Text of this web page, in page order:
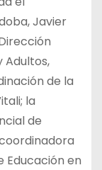
Javier
Adultos,
de la
la
de
Educación en